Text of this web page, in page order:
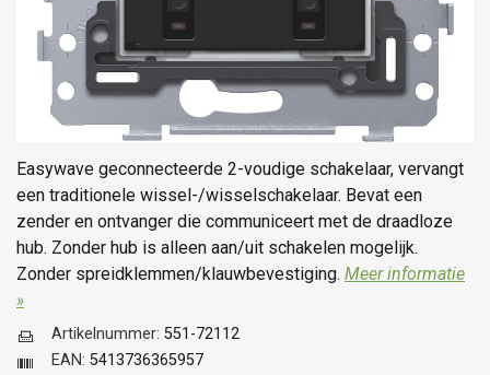
Easywave geconnecteerde 2-voudige schakelaar, vervangt
een traditionele wissel-/wisselschakelaar. Bevat een
zender en ontvanger die communiceert met de draadloze
hub. Zonder hub is alleen aan/uit schakelen mogelijk.
Zonder spreidklemmen/klauwbevestiging. Meer informatie
»
Artikelnummer: 551-72112
EAN: 5413736365957